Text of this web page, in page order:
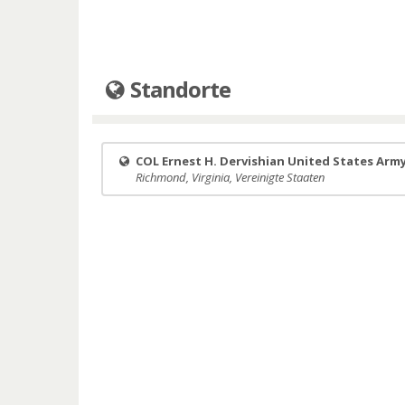
Standorte
COL Ernest H. Dervishian United States
Richmond, Virginia, Vereinigte Staaten